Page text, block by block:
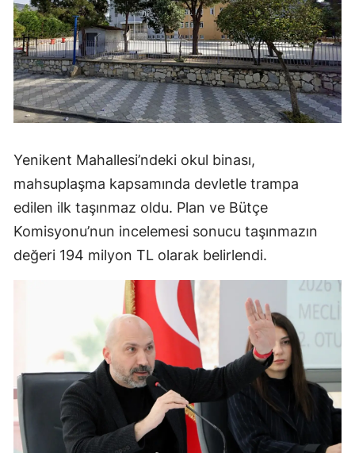
Yenikent Mahallesi’ndeki okul binası,
mahsuplaşma kapsamında devletle trampa
edilen ilk taşınmaz oldu. Plan ve Bütçe
Komisyonu’nun incelemesi sonucu taşınmazın
değeri 194 milyon TL olarak belirlendi.